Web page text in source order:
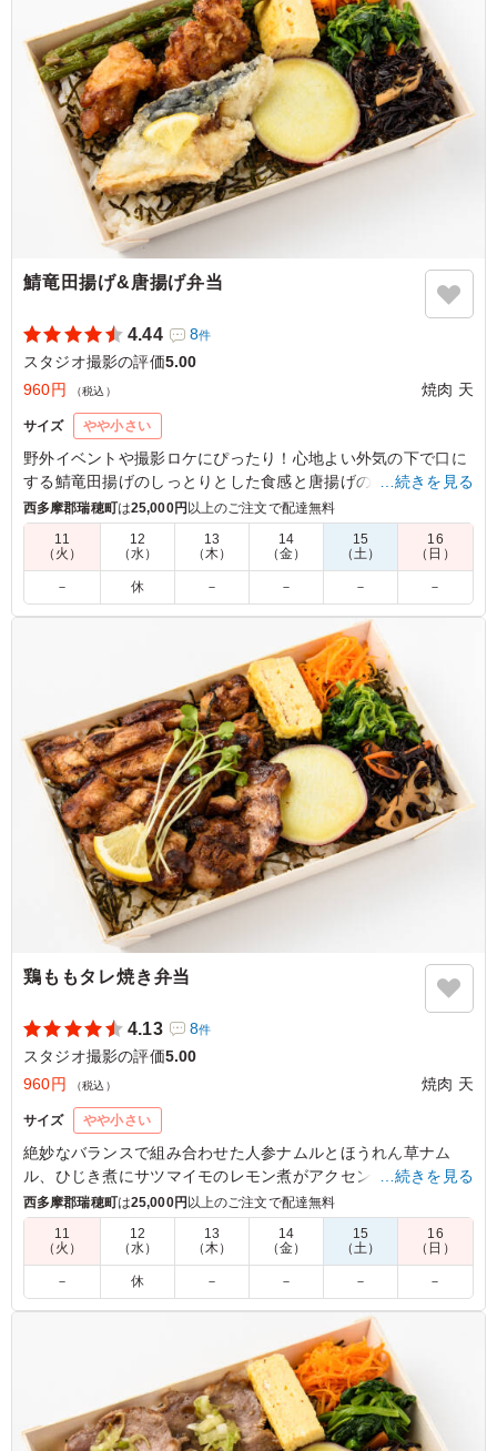
魚のお弁当が銀鰈の西京焼きで、魚好きには嬉しい優しい
ですし、味付けも深みがあり、副菜もバランスよく入って
いて、ごはんも美味しいです。 他の種類もまた食べ比べ
てみたいです
ご利用シーン：ロケ・撮影›スタジオ撮影
東京都渋谷区神山町2026/07/09
鯖竜田揚げ&唐揚げ弁当
4.44 8件
スタジオ撮影の評価5.00
960円
（税込） 焼肉 天
サイズ やや小さい
野外イベントや撮影ロケにぴったり！心地よい外気の下で口に
する鯖竜田揚げのしっとりとした食感と唐揚げのジューシーさ
は格別。アスパラの塩焼きと共に味わう、素朴な味付けが癒し
を与えてくれます。さらに彩り豊かなひじき煮や人参ナムルが
お口の中で広がり、満足感を一層引き立てます。
5.0
大好きな鯖と唐揚げが一度に味わえる贅沢なお弁当。鯖は
旨味が凝縮されていて、唐揚げは冷めてもジューシーさが
保たれています。ボリューム満点でお腹いっぱい、元気が
もらえる大満足のメニューでした。
ご利用シーン：ロケ・撮影›スタジオ撮影
東京都世田谷区野沢2026/06/15
…続きを見る
西多摩郡瑞穂町は25,000円 以上のご注文で配達無料
11
（火）
12
（水）
13
（木）
14
（金）
15
（土）
16
（日）
－ 休 － － － －
鶏ももタレ焼き弁当
4.13 8件
スタジオ撮影の評価5.00
960円
（税込） 焼肉 天
サイズ やや小さい
絶妙なバランスで組み合わせた人参ナムルとほうれん草ナム
ル、ひじき煮にサツマイモのレモン煮がアクセント。しかし、
主役は迷うことなく鶏もものタレ焼き。ジューシーな鶏ももに
絡む甘辛のタレが、まさに絶品。ロケやイベントなど軽めのシ
ーンにちょうど良い一品。
5.0
ジューシーな鶏もも肉に、焼肉屋さんならではの濃厚な秘
伝タレがしっかり絡んで最高！炭火の香ばしさも感じられ
て、とにかく白米が止まらなくなります。ボリュームも大
満足で、また絶対リピートします！
ご利用シーン：ロケ・撮影›スタジオ撮影
…続きを見る
西多摩郡瑞穂町は25,000円以上のご注文で配達無料
11
（火）
12
（水）
13
（木）
14
（金）
15
（土）
16
（日）
－ 休 － － － －